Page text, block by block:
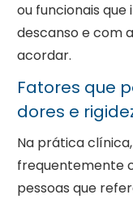
ou funcionais
descanso e com
acordar.
Fatores que
dores e
Na prática
frequentemente
pessoas que